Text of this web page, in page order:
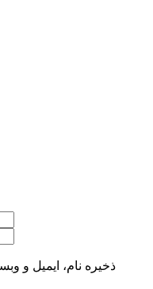
ذخیره نام، ایمیل و